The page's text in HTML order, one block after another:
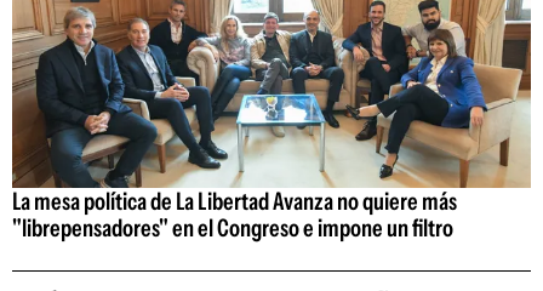
La mesa política de La Libertad Avanza no quiere más
"librepensadores" en el Congreso e impone un filtro